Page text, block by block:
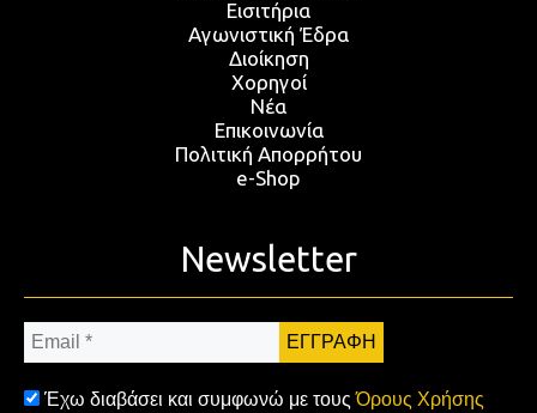
Εισιτήρια
Αγωνιστική Έδρα
Διοίκηση
Χορηγοί
Νέα
Επικοινωνία
Πολιτική Απορρήτου
e-Shop
Newsletter
Email
*
Έχω διαβάσει και συμφωνώ με τουςΌρους Χρήσης